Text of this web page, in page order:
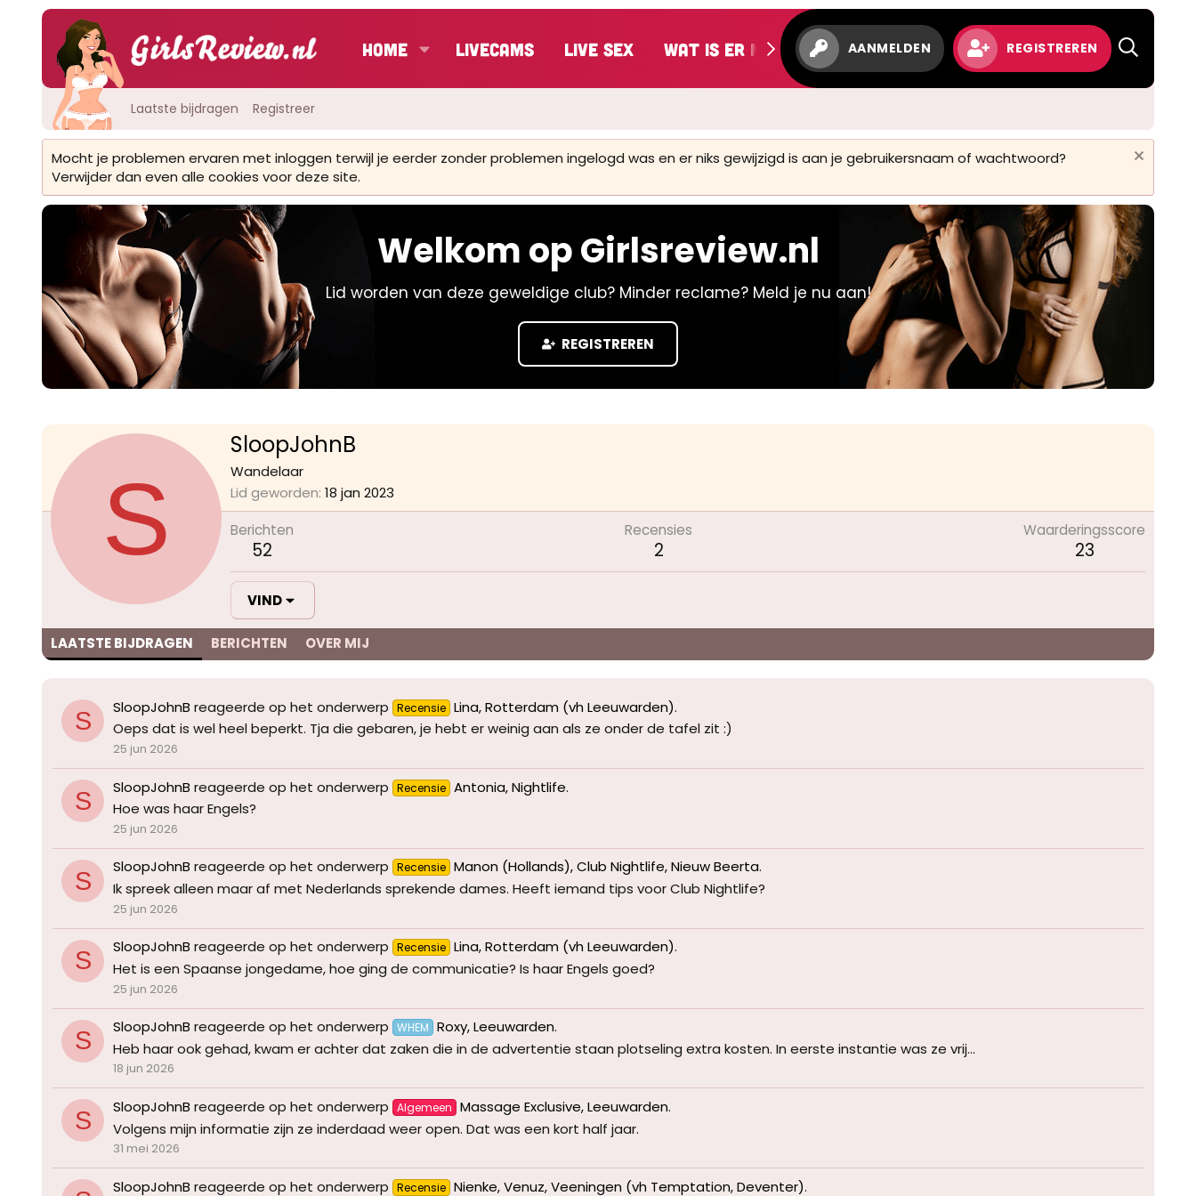
Home LiveCams Live Sex Wat is er nieuw AANMELDEN REGISTREREN
Laatste bijdragen Registreer
Mocht je problemen ervaren met inloggen terwijl je eerder zonder problemen ingelogd was en er niks gewijzigd is aan je gebruikersnaam of wachtwoord?
Verwijder dan even alle cookies voor deze site.
Welkom op Girlsreview.nl
Lid worden van deze geweldige club? Minder reclame? Meld je nu aan!
REGISTREREN
S
SloopJohnB
Wandelaar
Lid geworden 18 jan 2023
Berichten
52
Recensies
2
Waarderingsscore
23
VIND
LAATSTE BIJDRAGEN BERICHTEN OVER MIJ
S SloopJohnB reageerde op het onderwerp Recensie Lina, Rotterdam (vh Leeuwarden).
Oeps dat is wel heel beperkt. Tja die gebaren, je hebt er weinig aan als ze onder de tafel zit :)
25 jun 2026
S SloopJohnB reageerde op het onderwerp Recensie Antonia, Nightlife.
Hoe was haar Engels?
25 jun 2026
S SloopJohnB reageerde op het onderwerp Recensie Manon (Hollands), Club Nightlife, Nieuw Beerta.
Ik spreek alleen maar af met Nederlands sprekende dames. Heeft iemand tips voor Club Nightlife?
25 jun 2026
S SloopJohnB reageerde op het onderwerp Recensie Lina, Rotterdam (vh Leeuwarden).
Het is een Spaanse jongedame, hoe ging de communicatie? Is haar Engels goed?
25 jun 2026
S SloopJohnB reageerde op het onderwerp WHEM Roxy, Leeuwarden.
Heb haar ook gehad, kwam er achter dat zaken die in de advertentie staan plotseling extra kosten. In eerste instantie was ze vrij...
18 jun 2026
S SloopJohnB reageerde op het onderwerp Algemeen Massage Exclusive, Leeuwarden.
Volgens mijn informatie zijn ze inderdaad weer open. Dat was een kort half jaar.
31 mei 2026
SloopJohnB reageerde op het onderwerp Recensie Nienke, Venuz, Veeningen (vh Temptation, Deventer).